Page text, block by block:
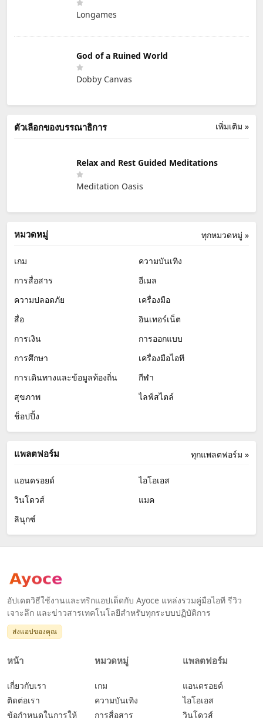
Longames
God of a Ruined World
Dobby Canvas
เพิ่มเติม »
ตัวเลือกของบรรณาธิการ
Relax and Rest Guided Meditations
Meditation Oasis
ทุกหมวดหมู่ »
หมวดหมู่
เกม
ความบันเทิง
การสื่อสาร
อีเมล
ความปลอดภัย
เครื่องมือ
สื่อ
อินเทอร์เน็ต
การเงิน
การออกแบบ
การศึกษา
เครื่องมือไอที
การเดินทางและข้อมูลท้องถิ่น
กีฬา
สุขภาพ
ไลฟ์สไตล์
ช็อปปิ้ง
ทุกแพลตฟอร์ม »
แพลตฟอร์ม
แอนดรอยด์
ไอโอเอส
วินโดวส์
แมค
ลินุกซ์
อัปเดตวิธีใช้งานและทริกแอปเด็ดกับ Ayoce แหล่งรวมคู่มือไอที รีวิว
เจาะลึก และข่าวสารเทคโนโลยีสำหรับทุกระบบปฏิบัติการ
ส่งแอปของคุณ
หน้า
เกี่ยวกับเรา
ติดต่อเรา
ข้อกำหนดในการให้
หมวดหมู่
เกม
ความบันเทิง
การสื่อสาร
แพลตฟอร์ม
แอนดรอยด์
ไอโอเอส
วินโดวส์